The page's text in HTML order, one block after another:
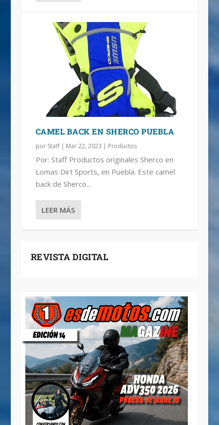
CAMEL BACK EN SHERCO PUEBLA
por Staff| Mar 22, 2023 | Productos
Por: Staff Productos originales Sherco en
Lomas Dirt Sports, en Puebla. Este camel
back de Sherco...
LEER MÁS
REVISTA DIGITAL